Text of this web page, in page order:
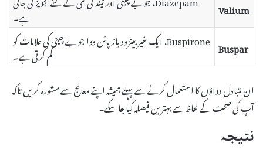
Valium
ہے۔
Buspar
Buspirone، ایک غیر بینزودیازپائن دوا جو بے چینی کی علامات کو
کم کرتی ہے۔
ان متبادل دواؤں کا استعمال کرنے سے پہلے ہمیشہ اپنے معالج سے مشورہ کریں تاکہ
آپ کی صحت کے لحاظ سے بہترین فیصلہ کیا جا سکے۔
نتیجہ